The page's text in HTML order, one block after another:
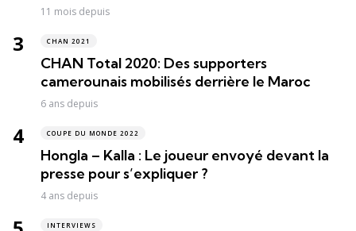
11 mois depuis
CHAN 2021
CHAN Total 2020: Des supporters
camerounais mobilisés derrière le Maroc
6 ans depuis
COUPE DU MONDE 2022
Hongla – Kalla : Le joueur envoyé devant la
presse pour s’expliquer ?
4 ans depuis
INTERVIEWS